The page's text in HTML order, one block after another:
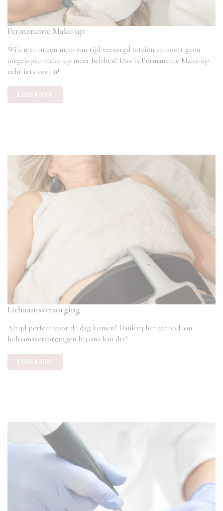
Permanente Make-up
Wilt u er in een mum van tijd verzorgd uitzien en nooit geen
uitgelopen make-up meer hebben? Dan is Permanente Make-up
echt iets voor u!
LEES MEER
Lichaamsverzorging
Altijd perfect voor de dag komen? Dankzij het aanbod aan
lichaamsverzorgingen bij ons kan dit!
LEES MEER